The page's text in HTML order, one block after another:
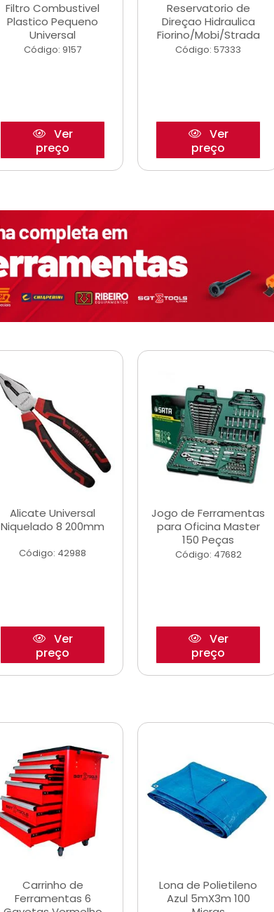
Filtro Combustivel
Plastico Pequeno
Universal
Código: 9157
Ver
preço
Reservatorio de
Direçao Hidraulica
Fiorino/Mobi/Strada
Código: 57333
Ver
preço
Alicate Universal
Niquelado 8 200mm
Código: 42988
Ver
preço
Jogo de Ferramentas
para Oficina Master
150 Peças
Código: 47682
Ver
preço
Carrinho de
Ferramentas 6
Lona de Polietileno
Azul 5mX3m 100